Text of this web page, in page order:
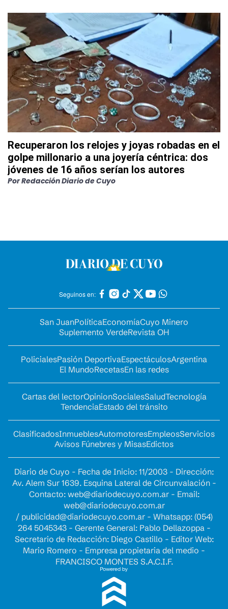
Recuperaron los relojes y joyas robadas en el
golpe millonario a una joyería céntrica: dos
jóvenes de 16 años serían los autores
PorRedacción Diario de Cuyo
Seguinos en:
San JuanPolíticaEconomíaCuyo Minero
Suplemento VerdeRevista OH
PolicialesPasión DeportivaEspectáculosArgentina
El MundoRecetasEn las redes
Cartas del lectorOpinionSocialesSaludTecnología
TendenciaEstado del tránsito
ClasificadosInmueblesAutomotoresEmpleosServicios
Avisos Fúnebres y MisasEdictos
Diario de Cuyo - Fecha de Inicio: 11/2003 - Dirección:
Av. Alem Sur 1639. Esquina Lateral de Circunvalación -
Contacto: web@diariodecuyo.com.ar- Email:
web@diariodecuyo.com.ar
/ publicidad@diariodecuyo.com.ar- Whatsapp: (054)
264 5045343 - Gerente General: Pablo Dellazoppa -
Secretario de Redacción: Diego Castillo - Editor Web:
Mario Romero - Empresa propietaria del medio -
FRANCISCO MONTES S.A.C.I.F.